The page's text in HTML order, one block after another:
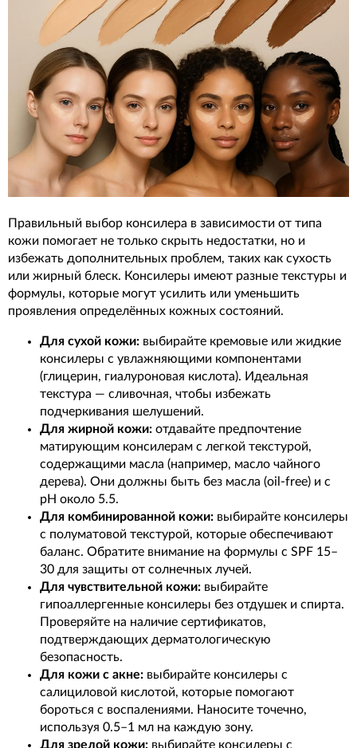
Правильный выбор консилера в зависимости от типа
кожи помогает не только скрыть недостатки, но и
избежать дополнительных проблем, таких как сухость
или жирный блеск. Консилеры имеют разные текстуры и
формулы, которые могут усилить или уменьшить
проявления определённых кожных состояний.
Для сухой кожи: выбирайте кремовые или жидкие
консилеры с увлажняющими компонентами
(глицерин, гиалуроновая кислота). Идеальная
текстура — сливочная, чтобы избежать
подчеркивания шелушений.
Для жирной кожи: отдавайте предпочтение
матирующим консилерам с легкой текстурой,
содержащими масла (например, масло чайного
дерева). Они должны быть без масла (oil-free) и с
pH около 5.5.
Для комбинированной кожи: выбирайте консилеры
с полуматовой текстурой, которые обеспечивают
баланс. Обратите внимание на формулы с SPF 15–
30 для защиты от солнечных лучей.
Для чувствительной кожи: выбирайте
гипоаллергенные консилеры без отдушек и спирта.
Проверяйте на наличие сертификатов,
подтверждающих дерматологическую
безопасность.
Для кожи с акне: выбирайте консилеры с
салициловой кислотой, которые помогают
бороться с воспалениями. Наносите точечно,
используя 0.5–1 мл на каждую зону.
Для зрелой кожи: выбирайте консилеры с